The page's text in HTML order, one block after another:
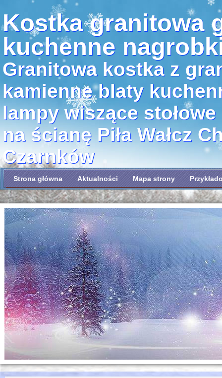
Kostka granitowa
kuchenne
Granitowa kostka z
kamienne blaty
lampy wiszące
na ścianę Piła Wałcz
Czarnków
Strona główna Aktualności Mapa strony